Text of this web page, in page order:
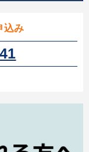
込み